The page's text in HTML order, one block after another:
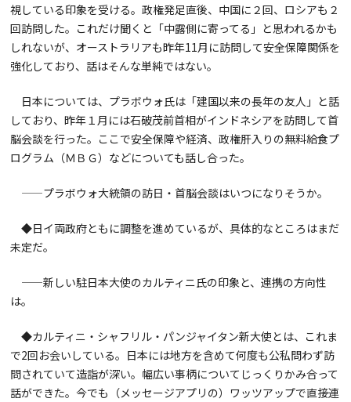
視している印象を受ける。政権発足直後、中国に２回、ロシアも２
回訪問した。これだけ聞くと「中露側に寄ってる」と思われるかも
しれないが、オーストラリアも昨年11月に訪問して安全保障関係を
強化しており、話はそんな単純ではない。
日本については、プラボウォ氏は「建国以来の長年の友人」と話
しており、昨年１月には石破茂前首相がインドネシアを訪問して首
脳会談を行った。ここで安全保障や経済、政権肝入りの無料給食プ
ログラム（ＭＢＧ）などについても話し合った。
——プラボウォ大統領の訪日・首脳会談はいつになりそうか。
◆日イ両政府ともに調整を進めているが、具体的なところはまだ
未定だ。
——新しい駐日本大使のカルティニ氏の印象と、連携の方向性
は。
◆カルティニ・シャフリル・パンジャイタン新大使とは、これま
で2回お会いしている。日本には地方を含めて何度も公私問わず訪
問されていて造詣が深い。幅広い事柄についてじっくりかみ合って
話ができた。今でも（メッセージアプリの）ワッツアップで直接連